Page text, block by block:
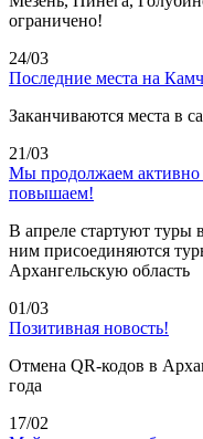
ограничено!
24/03
Последние места на
Заканчиваются места в
21/03
Мы продолжаем активно
повышаем!
В апреле стартуют
ним присоединяются
Архангельскую область
01/03
Позитивная новость!
Отмена QR-кодов в
года
17/02